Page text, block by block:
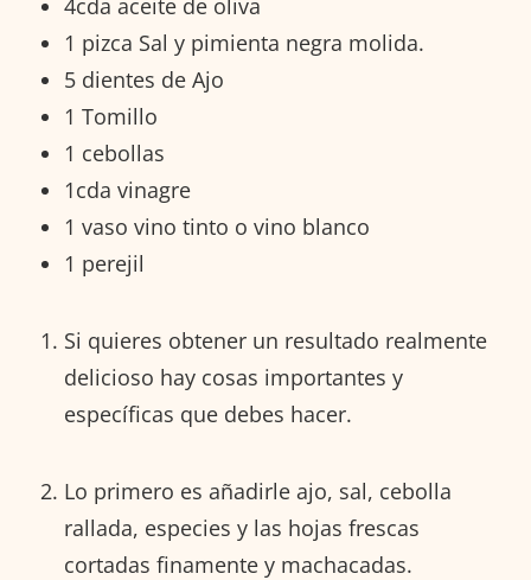
1 pizca Sal y pimienta negra molida.
5 dientes de Ajo
1 Tomillo
1 cebollas
1cda vinagre
1 vaso vino tinto o vino blanco
1 perejil
Si quieres obtener un resultado realmente
delicioso hay cosas importantes y
específicas que debes hacer.
Lo primero es añadirle ajo, sal, cebolla
rallada, especies y las hojas frescas
cortadas finamente y machacadas.